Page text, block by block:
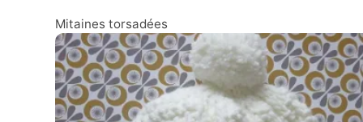
Mitaines torsadées